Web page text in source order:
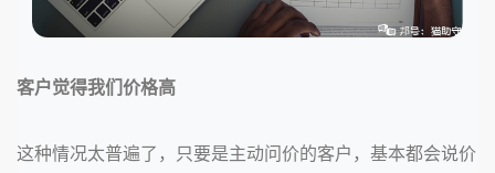
客户觉得我们价格高
这种情况太普遍了，只要是主动问价的客户，基本都会说价